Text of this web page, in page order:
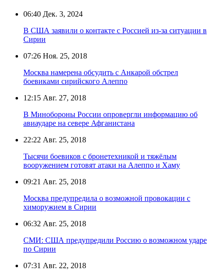
06:40 Дек. 3, 2024
В США заявили о контакте с Россией из-за ситуации в
Сирии
07:26 Ноя. 25, 2018
Москва намерена обсудить с Анкарой обстрел
боевиками сирийского Алеппо
12:15 Авг. 27, 2018
В Минобороны России опровергли информацию об
авиаударе на севере Афганистана
22:22 Авг. 25, 2018
Тысячи боевиков с бронетехникой и тяжёлым
вооружением готовят атаки на Алеппо и Хаму
09:21 Авг. 25, 2018
Москва предупредила о возможной провокации с
химоружием в Сирии
06:32 Авг. 25, 2018
СМИ: США предупредили Россию о возможном ударе
по Сирии
07:31 Авг. 22, 2018